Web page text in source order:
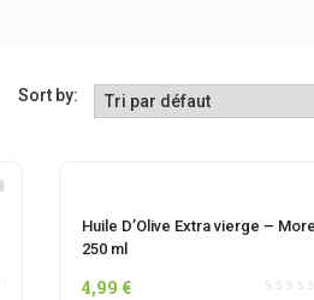
Sort by:
Huile D’Olive Extra vierge –
250 ml
4,99 €